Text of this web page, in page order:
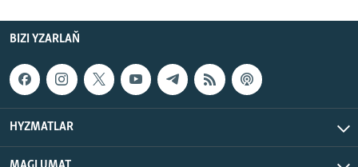
BIZI YZARLAŇ
HYZMATLAR